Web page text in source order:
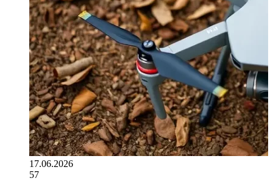
17.06.2026
57